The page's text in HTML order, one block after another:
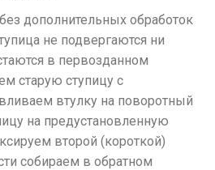
дополнительных обработок
не подвергаются ни
в первозданном
старую ступицу с
втулку на поворотный
на предустановленную
второй (короткой)
собираем в обратном